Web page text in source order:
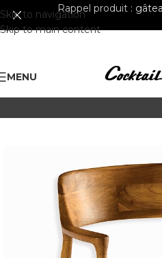
Skip to navigation
Skip to main content
Rappel produit :
MENU